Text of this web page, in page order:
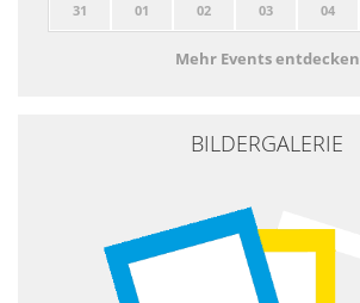
31 01 02 03 04
Mehr Events entdecken
BILDERGALERIE